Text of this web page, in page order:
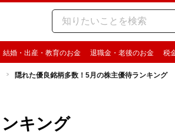
結婚・出産・教育のお金 退職金・老後のお金 税
隠れた優良銘柄多数！5月の株主優待ランキング
キング